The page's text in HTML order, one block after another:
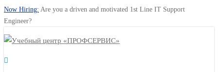
Now Hiring: Are you a driven and motivated 1st Line IT Support
Engineer?